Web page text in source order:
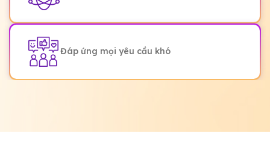
Đáp ứng mọi yêu cầu khó